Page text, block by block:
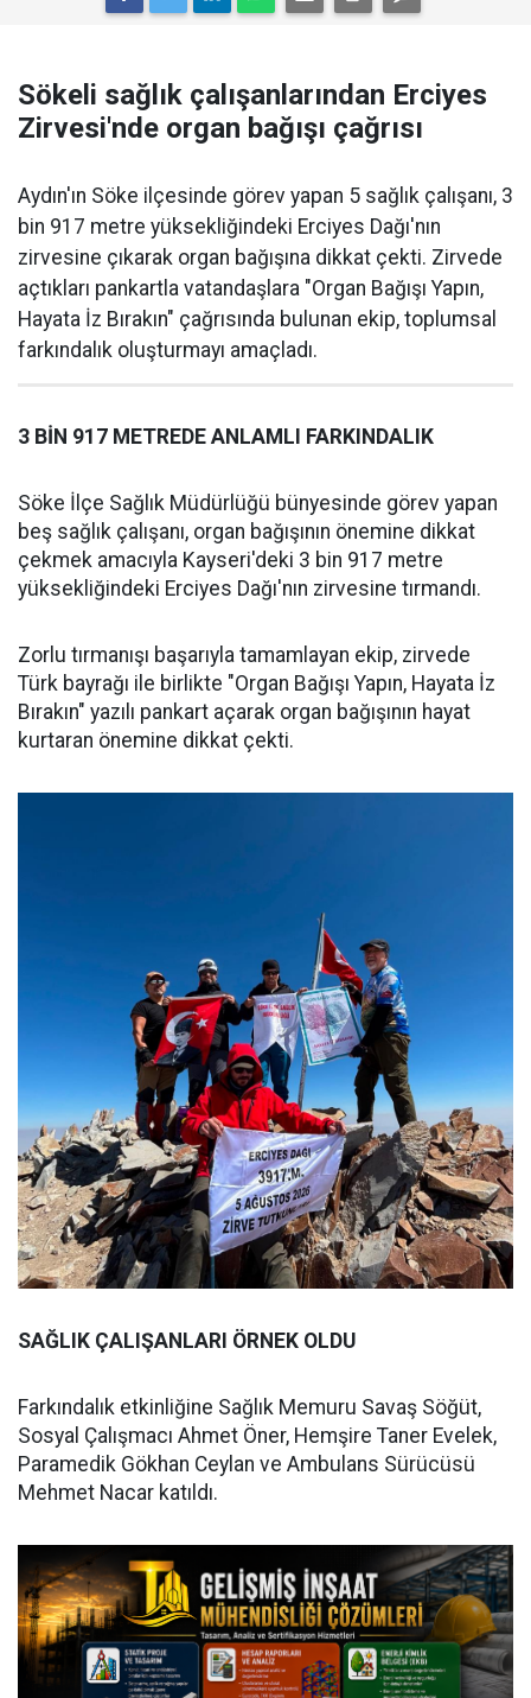
Sökeli sağlık çalışanlarından Erciyes
Zirvesi'nde organ bağışı çağrısı
Aydın'ın Söke ilçesinde görev yapan 5 sağlık çalışanı, 3
bin 917 metre yüksekliğindeki Erciyes Dağı'nın
zirvesine çıkarak organ bağışına dikkat çekti. Zirvede
açtıkları pankartla vatandaşlara "Organ Bağışı Yapın,
Hayata İz Bırakın" çağrısında bulunan ekip, toplumsal
farkındalık oluşturmayı amaçladı.
3 BİN 917 METREDE ANLAMLI FARKINDALIK
Söke İlçe Sağlık Müdürlüğü bünyesinde görev yapan
beş sağlık çalışanı, organ bağışının önemine dikkat
çekmek amacıyla Kayseri'deki 3 bin 917 metre
yüksekliğindeki Erciyes Dağı'nın zirvesine tırmandı.
Zorlu tırmanışı başarıyla tamamlayan ekip, zirvede
Türk bayrağı ile birlikte "Organ Bağışı Yapın, Hayata İz
Bırakın" yazılı pankart açarak organ bağışının hayat
kurtaran önemine dikkat çekti.
SAĞLIK ÇALIŞANLARI ÖRNEK OLDU
Farkındalık etkinliğine Sağlık Memuru Savaş Söğüt,
Sosyal Çalışmacı Ahmet Öner, Hemşire Taner Evelek,
Paramedik Gökhan Ceylan ve Ambulans Sürücüsü
Mehmet Nacar katıldı.